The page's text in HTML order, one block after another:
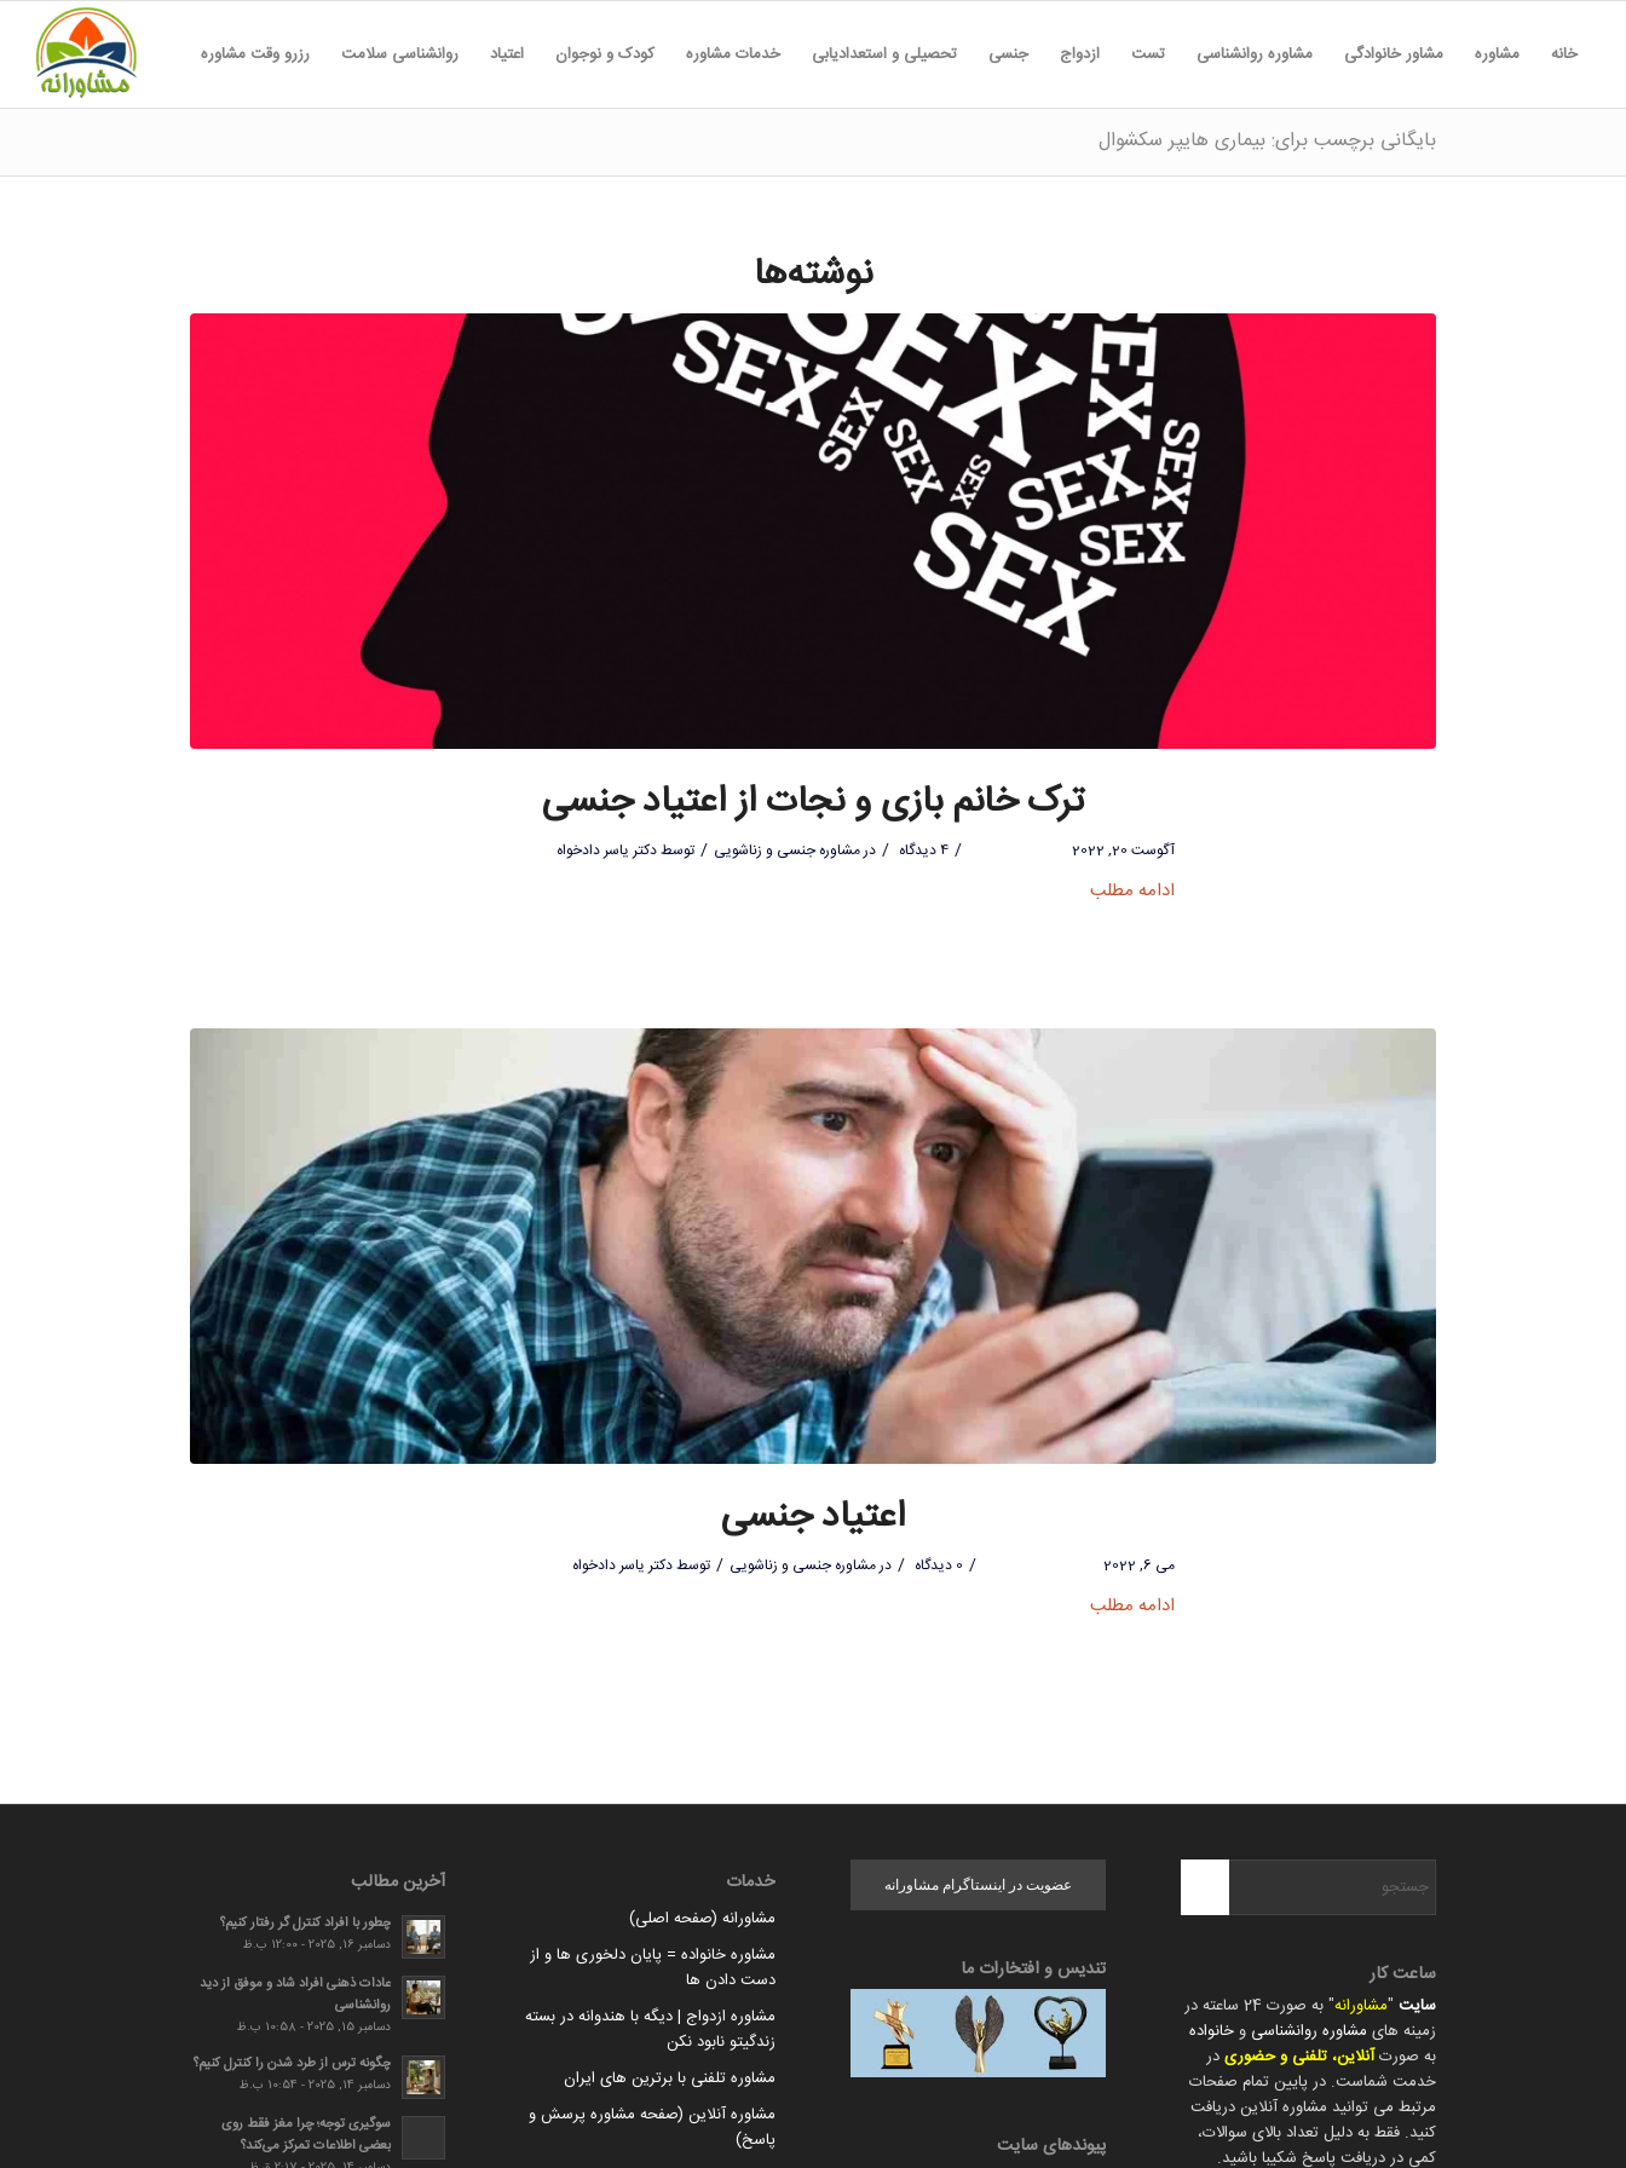
خانه مشاوره مشاور خانوادگی مشاوره روانشناسی تست ازدواج جنسی تحصیلی و استعدادیابی خدمات مشاوره کودک و نوجوان اعتیاد روانشناسی سلامت رزرو وقت مشاوره
بایگانی برچسب برای: بیماری هایپر سکشوال
نوشته‌ها
ترک خانم بازی و نجات از اعتیاد جنسی
آگوست 20, 2022 / 4 دیدگاه / درمشاوره جنسی و زناشویی / توسطدکتر یاسر دادخواه
ادامه مطلب
اعتیاد جنسی
می 6, 2022 / 0 دیدگاه / درمشاوره جنسی و زناشویی / توسطدکتر یاسر دادخواه
ادامه مطلب
ساعت کار
سایت "مشاورانه
" به صورت 24 ساعته در
زمینه های مشاوره روانشناسی و خانواده
به صورتآنلاین، تلفنی و حضوریدر
خدمت شماست. در پایین تمام صفحات
مرتبط می توانید مشاوره آنلاین دریافت
کنید. فقط به دلیل تعداد بالای سوالات،
کمی در دریافت پاسخ شکیبا باشید.
عضویت در اینستاگرام مشاورانه
تندیس و افتخارات ما
پیوندهای سایت
خدمات
مشاورانه (صفحه اصلی)
مشاوره خانواده = پایان دلخوری ها و از
دست دادن ها
مشاوره ازدواج | دیگه با هندوانه در بسته
زندگیتو نابود نکن
مشاوره تلفنی با برترین های ایران
مشاوره آنلاین (صفحه مشاوره پرسش و
پاسخ)
آخرین مطالب
چطور با افراد کنترل گر رفتار کنیم؟
دسامبر 16, 2025 - 12:00 ب.ظ
عادات ذهنی افراد شاد و موفق از دید
روانشناسی
دسامبر 15, 2025 - 10:58 ب.ظ
چگونه ترس از طرد شدن را کنترل کنیم؟
دسامبر 14, 2025 - 10:54 ب.ظ
سوگیری توجه؛ چرا مغز فقط روی
بعضی اطلاعات تمرکز می‌کند؟